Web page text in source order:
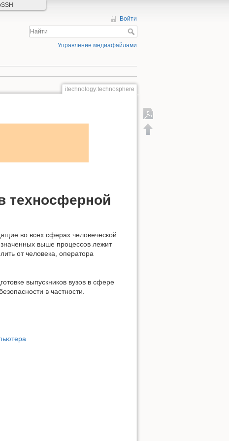
Войти
Управление медиафайлами
itechnology:technosphere
техносферной
во всех сферах человеческой
выше процессов лежит
от человека, оператора
выпускников вузов в сфере
в частности.